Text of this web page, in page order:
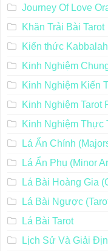
Journey Of Love
Khăn Trải Bài Tarot
Kiến thức Kabbalah
Kinh Nghiệm
Kinh Nghiệm Kiến
Kinh Nghiệm Tarot
Kinh Nghiệm Thực
Lá Ẩn Chính
Lá Ẩn Phụ (Minor
Lá Bài Hoàng Gia
Lá Bài Ngược
Lá Bài Tarot
Lịch Sử Và Giải